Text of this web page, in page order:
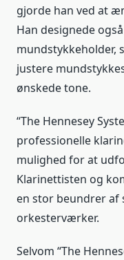
gjorde han ved at
Han designede
mundstykkeholder,
justere
ønskede tone.
“The Hennesey
professionelle
mulighed for at
Klarinettisten og
en stor beundrer af
orkesterværker.
Selvom “The